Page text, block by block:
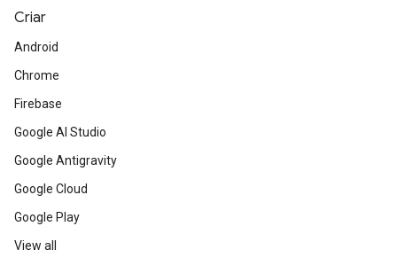
Criar
Android
Chrome
Firebase
Google AI Studio
Google Antigravity
Google Cloud
Google Play
View all